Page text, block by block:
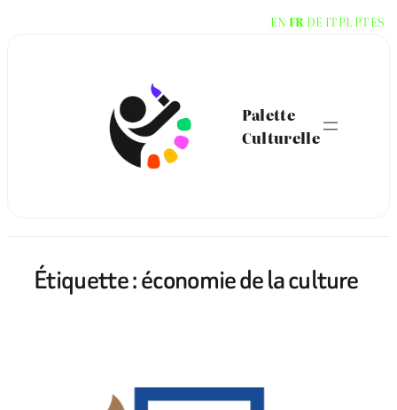
Palette
Culturelle
Étiquette :économie de la culture
EN FR DE ITPL PTES